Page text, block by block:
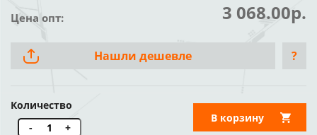
Цена опт: 3 068.00р.
Нашли дешевле ?
Количество
-
+
В корзину